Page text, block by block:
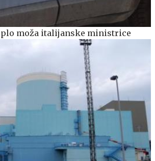
moža italijanske ministrice